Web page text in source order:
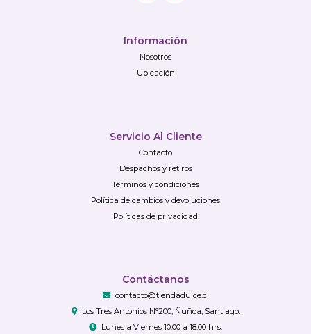
Información
Nosotros
Ubicación
Servicio Al Cliente
Contacto
Despachos y retiros
Términos y condiciones
Política de cambios y devoluciones
Políticas de privacidad
Contáctanos
contacto@tiendadulce.cl
Los Tres Antonios N°200, Ñuñoa, Santiago.
Lunes a Viernes 10:00 a 18:00 hrs.